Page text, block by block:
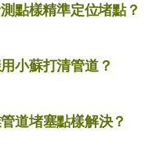
點樣精準定位堵點？
小蘇打清管道？
道堵塞點樣解決？